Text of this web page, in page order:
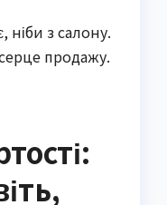
ніби з салону.
продажу.